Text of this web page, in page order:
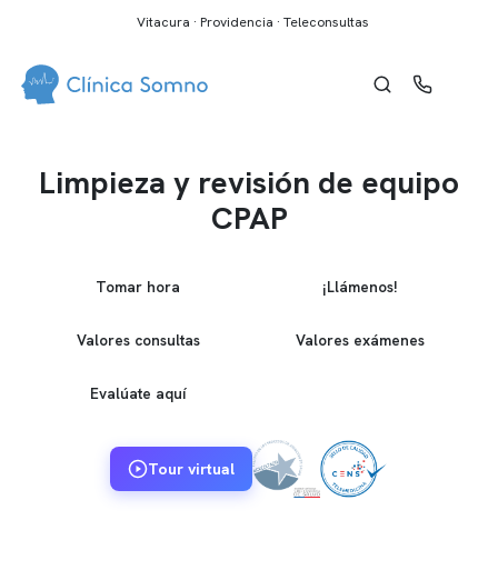
Vitacura · Providencia · Teleconsultas
Limpieza y revisión de equipo
CPAP
Tomar hora ¡Llámenos!
Valores consultas Valores exámenes
Evalúate aquí
Tour virtual